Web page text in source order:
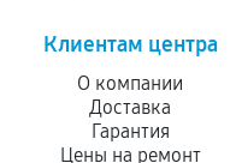
Клиентам центра
О компании
Доставка
Гарантия
Цены на ремонт